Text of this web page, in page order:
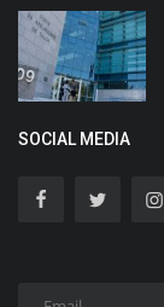
SOCIAL MEDIA